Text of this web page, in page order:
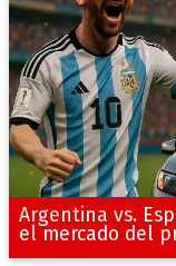
Argentina vs.
el mercado del